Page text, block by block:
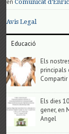
enComunicat
Avis Legal
Educació
Els
principals
Compartir
Els dies
gener, en
Angel